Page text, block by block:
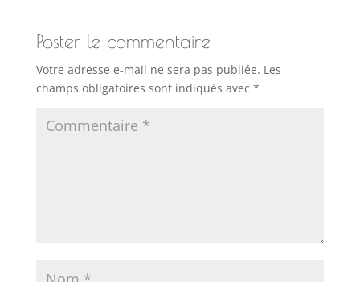
Poster le commentaire
Votre adresse e-mail ne sera pas publiée. Les
champs obligatoires sont indiqués avec *